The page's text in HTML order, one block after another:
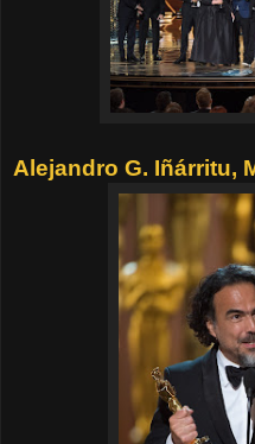
Alejandro G. Iñárritu,